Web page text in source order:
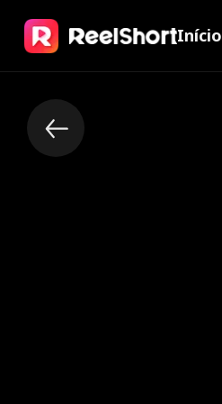
Início